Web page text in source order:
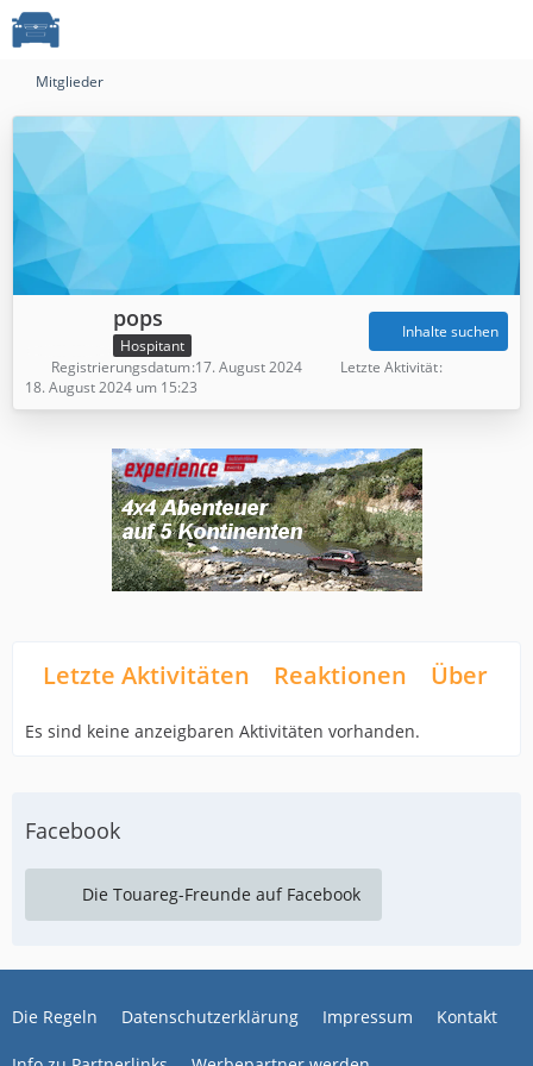
Mitglieder
pops
Hospitant
Inhalte suchen
Registrierungsdatum 17. August 2024
Letzte Aktivität
18. August 2024 um 15:23
Letzte Aktivitäten Reaktionen Über
Es sind keine anzeigbaren Aktivitäten vorhanden.
Facebook
Die Touareg-Freunde auf Facebook
Die Regeln Datenschutzerklärung Impressum Kontakt